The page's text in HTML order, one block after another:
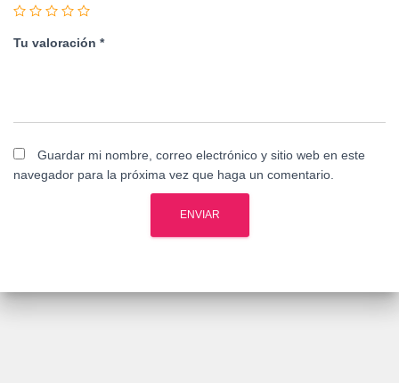
Tu valoración *
Guardar mi nombre, correo electrónico y sitio web en este
navegador para la próxima vez que haga un comentario.